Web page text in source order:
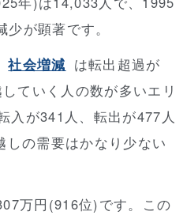
が顕著です。
社会増減 は転出超過が
ていく人の数が多いエリ
入が341人、転出が477人
しの需要はかなり少ない
万円(916位)です。この